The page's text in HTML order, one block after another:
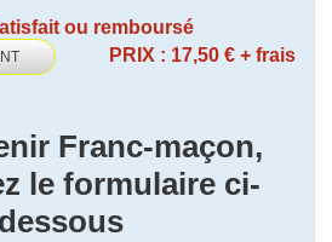
ou remboursé
PRIX : 17,50 € + frais
Franc-maçon,
le formulaire ci-
dessous